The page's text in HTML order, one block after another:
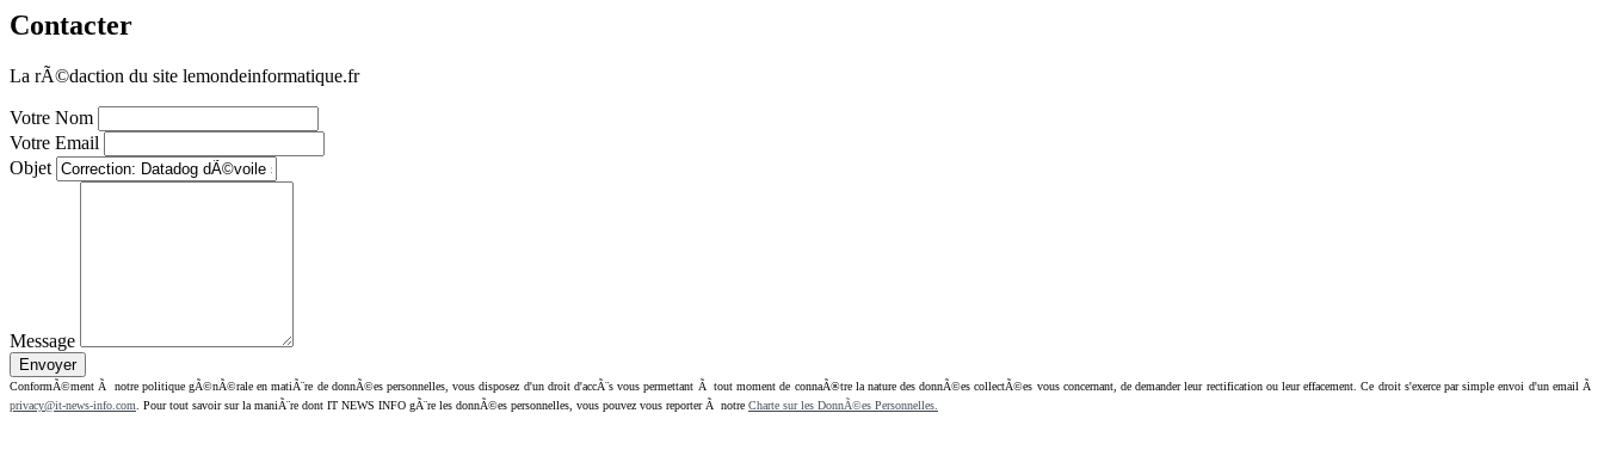
Contacter
La rÃ©daction du site lemondeinformatique.fr
Votre Nom
Votre Email
Objet
Message
ConformÃ©ment Ã notre politique gÃ©nÃ©rale en matiÃ¨re de donnÃ©es personnelles, vous disposez d'un droit d'accÃ¨s vous permettant Ã tout moment de connaÃ®tre la nature des donnÃ©es collectÃ©es vous concernant, de demander leur rectification ou leur effacement. Ce droit s'exerce par simple envoi d'un email Ã
privacy@it-news-info.com . Pour tout savoir sur la maniÃ¨re dont IT NEWS INFO gÃ¨re les donnÃ©es personnelles, vous pouvez vous reporter Ã notre Charte sur les DonnÃ©es Personnelles.